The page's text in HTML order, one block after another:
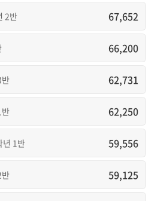
2반 67,652
66,200
62,731
62,250
년 1반 59,556
59,125